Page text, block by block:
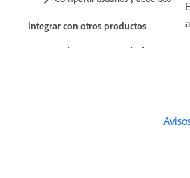
Integrar con otros productos
Acrobat Sign para Salesforce